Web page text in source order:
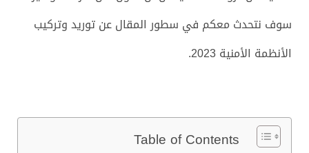
سوف نتحدث معكم في سطور المقال عن توريد وتركيب
الأنظمة الأمنية 2023.
Table of Contents